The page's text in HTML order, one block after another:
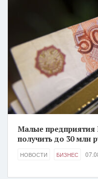
Малые предприятия
получить до 30 млн
НОВОСТИ БИЗНЕС